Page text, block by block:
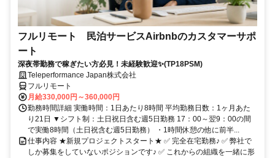
フルリモート 民泊サービスAirbnbのカスタマーサポ
ート
深夜帯勤務で稼ぎたい方必見！未経験歓迎✨(TP18PSM)
Teleperformance Japan株式会社
フルリモート
月給330,000円～360,000円
勤務時間詳細 実働時間：1日あたり8時間 平均勤務日数：1ヶ月あた
り21日 ▼シフト制：土日祝日含む週5日勤務 17：00～翌9：00の間
で実働8時間（土日祝含む週5日勤務） ・1時間休憩の他に前半...
仕事内容 ★新規プロジェクトスタート★ ✅ 完全在宅勤務♪ ✅ 弊社で
しか募集をしていないポジションです♪ ✅ これからの組織を一緒に形